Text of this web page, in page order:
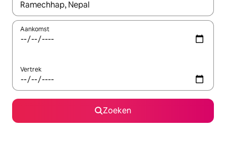
Wanneer er resultaten beschikbaar zijn, maak je een keuze
Aankomst
Vertrek
Zoeken